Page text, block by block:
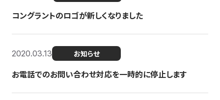
コングラントのロゴが新しくなりました
2020.03.13 お知らせ
お電話でのお問い合わせ対応を一時的に停止します